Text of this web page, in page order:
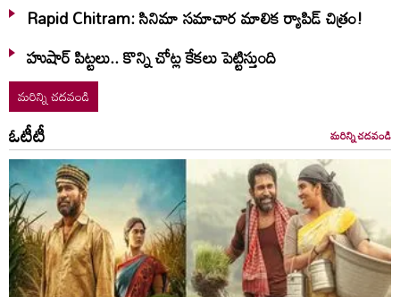
Rapid Chitram: సినిమా సమాచార మాలిక ర్యాపిడ్ చిత్రం!
హుషార్‌ పిట్టలు.. కొన్ని చోట్ల కేకలు పెట్టిస్తుంది
మరిన్ని చదవండి
ఓటీటీ మరిన్ని చదవండి